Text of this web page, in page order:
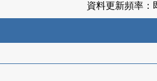
資料更新頻率：